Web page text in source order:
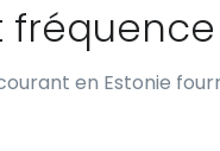
en Estonie